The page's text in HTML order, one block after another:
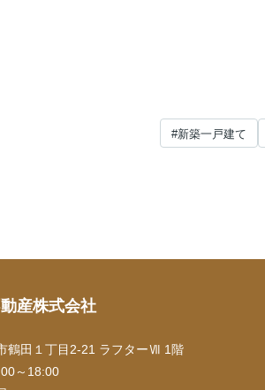
#新築一戸建て
産株式会社
鶴田１丁目2-21 ラフターⅦ 1階
～18:00